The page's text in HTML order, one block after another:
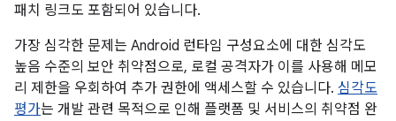
패치 링크도 포함되어 있습니다.
가장 심각한 문제는 Android 런타임 구성요소에 대한 심각도
높음 수준의 보안 취약점으로, 로컬 공격자가 이를 사용해 메모
리 제한을 우회하여 추가 권한에 액세스할 수 있습니다. 심각도
평가는 개발 관련 목적으로 인해 플랫폼 및 서비스의 취약점 완